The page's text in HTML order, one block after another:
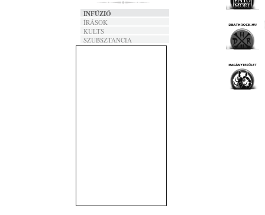
INFÚZIÓ
ÍRÁSOK
KULTS
SZUBSZTANCIA